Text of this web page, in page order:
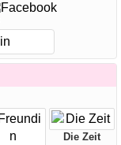
Die Zeit